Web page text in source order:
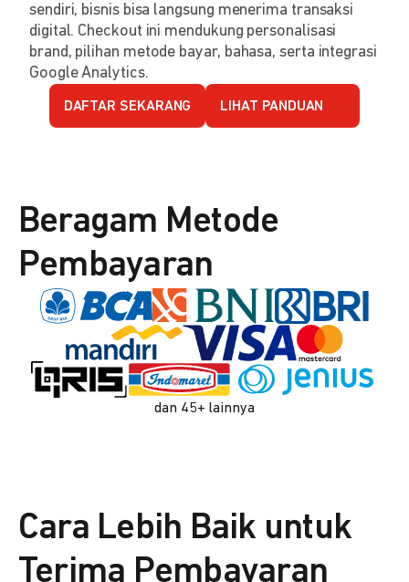
sendiri, bisnis bisa langsung menerima transaksi
digital. Checkout ini mendukung personalisasi
brand, pilihan metode bayar, bahasa, serta integrasi
Google Analytics.
DAFTAR SEKARANG LIHAT PANDUAN
Beragam Metode
Pembayaran
dan 45+ lainnya
Cara Lebih Baik untuk
Terima Pembayaran